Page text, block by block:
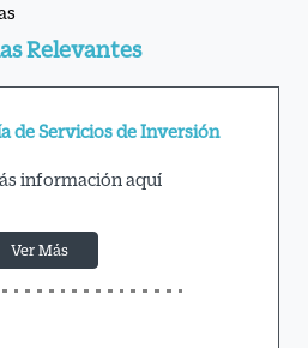
Relevantes
de Servicios de Inversión
información aquí
Ver Más